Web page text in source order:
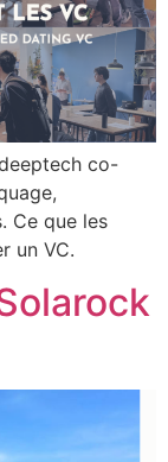
co-
Ce que les
un VC.